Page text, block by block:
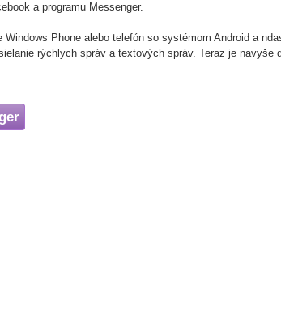
a programu Messenger.
Phone alebo telefón so systémom Android a
rýchlych správ a textových správ. Teraz je